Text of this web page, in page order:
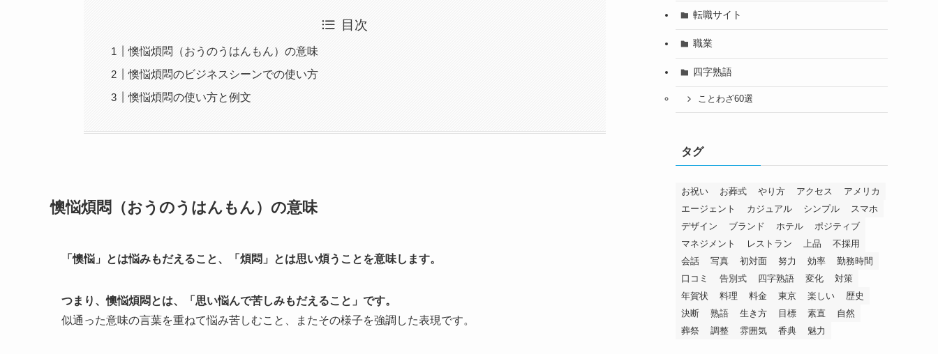
目次
懊悩煩悶（おうのうはんもん）の意味
懊悩煩悶のビジネスシーンでの使い方
懊悩煩悶の使い方と例文
懊悩煩悶（おうのうはんもん）の意味
「懊悩」とは悩みもだえること、「煩悶」とは思い煩うことを意味します。
つまり、懊悩煩悶とは、「思い悩んで苦しみもだえること」です。
似通った意味の言葉を重ねて悩み苦しむこと、またその様子を強調した表現です。
転職サイト
職業
四字熟語
ことわざ60選
タグ
お祝い お葬式 やり方 アクセス
アメリカ
エージェント
カジュアル シンプル
スマホ
デザイン
ブランド ホテル
ポジティブ
マネジメント
レストラン 上品
不採用
会話
写真 初対面 努力 効率
勤務時間
口コミ
告別式 四字熟語 変化
対策
年賀状
料理 料金 東京 楽しい
歴史
決断
熟語 生き方 目標 素直
自然
葬祭
調整 雰囲気 香典 魅力